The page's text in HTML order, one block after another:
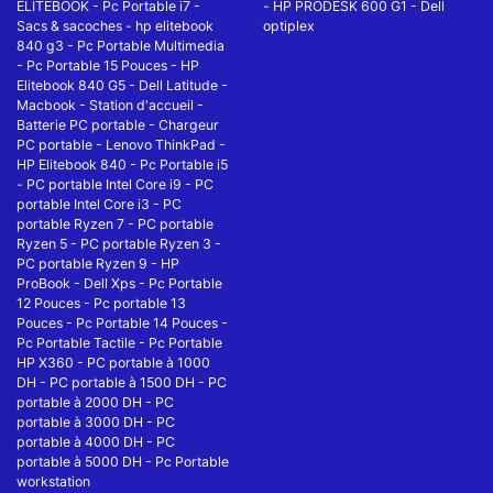
ELITEBOOK - Pc Portable i7 -
Sacs & sacoches - hp elitebook
840 g3 - Pc Portable Multimedia
- Pc Portable 15 Pouces - HP
Elitebook 840 G5 - Dell Latitude -
Macbook - Station d'accueil -
Batterie PC portable - Chargeur
PC portable - Lenovo ThinkPad -
HP Elitebook 840 - Pc Portable i5
- PC portable Intel Core i9 - PC
portable Intel Core i3 - PC
portable Ryzen 7 - PC portable
Ryzen 5 - PC portable Ryzen 3 -
PC portable Ryzen 9 - HP
ProBook - Dell Xps - Pc Portable
12 Pouces - Pc portable 13
Pouces - Pc Portable 14 Pouces -
Pc Portable Tactile - Pc Portable
HP X360 - PC portable à 1000
DH - PC portable à 1500 DH - PC
portable à 2000 DH - PC
portable à 3000 DH - PC
portable à 4000 DH - PC
portable à 5000 DH - Pc Portable
workstation
- HP PRODESK 600 G1 - Dell
optiplex